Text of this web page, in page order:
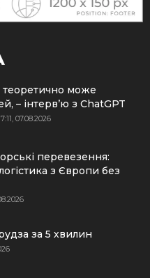
теоретично може
– інтерв’ю з ChatGPT
07.08.2026
перевезення:
з Європи без
за 5 хвилин